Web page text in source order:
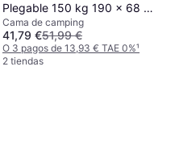
Plegable 150 kg 190 x 68 x
52 cm
Cama de camping
41,79 €51,99 €
O 3 pagos de 13,93 € TAE 0%¹
2 tiendas